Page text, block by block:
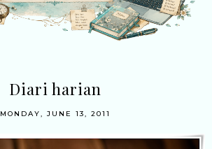
Diari harian
MONDAY, JUNE 13, 2011